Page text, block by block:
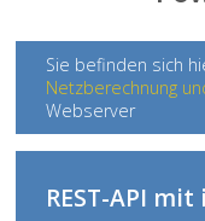
Sie befinden sich
Netzberechnung
Webserver
REST-API